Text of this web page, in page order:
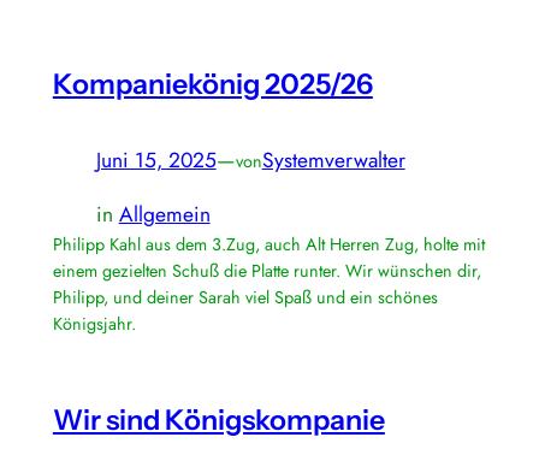
Kompaniekönig 2025/26
Juni 15, 2025—vonSystemverwalter
in Allgemein
Philipp Kahl aus dem 3.Zug, auch Alt Herren Zug, holte mit
einem gezielten Schuß die Platte runter. Wir wünschen dir,
Philipp, und deiner Sarah viel Spaß und ein schönes
Königsjahr.
Wir sind Königskompanie